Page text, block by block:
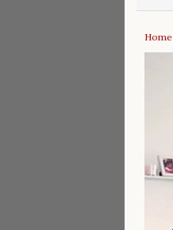
Home